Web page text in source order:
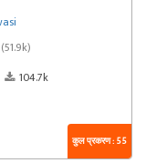
(51.9k)
104.7k
कुल प्रकरण : 55